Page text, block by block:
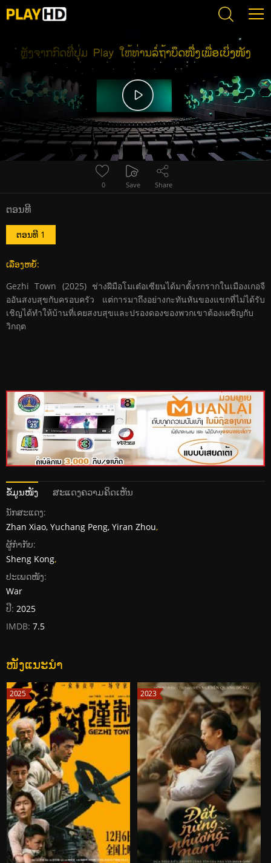
0 Save Share
ຕອນທີ
ຕອນທີ 1
ເລື່ອງຫຍໍ້:
Gezhi Town (2025) ช่างฝีมือโมเต๋อเซียนได้มาตั้งรกรากในเมืองเกอจื
ออันสงบสุขกับครอบครัว แต่การมาถึงอย่างกะทันหันของแขกที่ไม่ได้รับ
เชิญได้ทำให้บ้านที่เคยสงบสุขและปรองดองของพวกเขาต้องเผชิญกับ
วิกฤต
ຂໍ້ມູນໜັງ ສະແດງຄວາມຄິດເຫັນ
ນັກສະແດງ:
Zhan Xiao, Yuchang Peng, Yiran Zhou,
ຜູ້ກໍາກັບ:
Sheng Kong,
ປະເພດໜັງ:
War
ປີ: 2025
IMDB: 7.5
ໜັງແນະນໍາ
2025 2023